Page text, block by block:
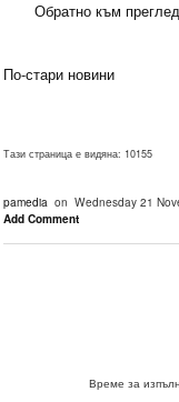
Обратно към
По-стари новини
Тази страница е видяна: 10155
pamedia on Wednesday 21
Add Comment
Време за